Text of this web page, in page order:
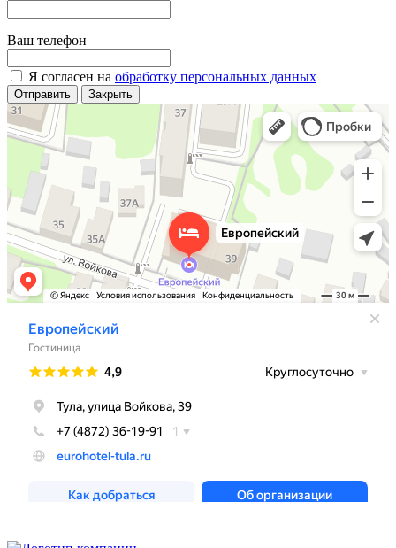
Ваш телефон
Я согласен на обработку персональных данных
Отправить Закрыть